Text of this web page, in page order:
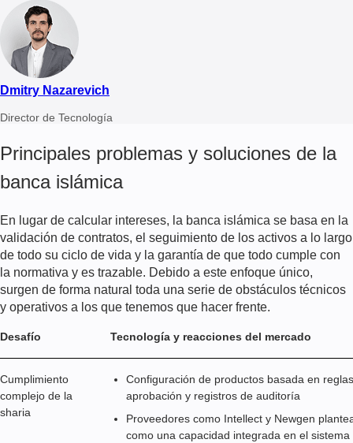
Dmitry Nazarevich
Director de Tecnología
Principales problemas y soluciones de la
banca islámica
En lugar de calcular intereses, la banca islámica se basa en la
validación de contratos, el seguimiento de los activos a lo largo
de todo su ciclo de vida y la garantía de que todo cumple con
la normativa y es trazable. Debido a este enfoque único,
surgen de forma natural toda una serie de obstáculos técnicos
y operativos a los que tenemos que hacer frente.
Desafío Tecnología y reacciones del mercado
Cumplimiento
complejo de la
sharia
Configuración de productos basada en
aprobación y registros de auditoría
Proveedores como Intellect y Newgen
como una capacidad integrada en el sistema